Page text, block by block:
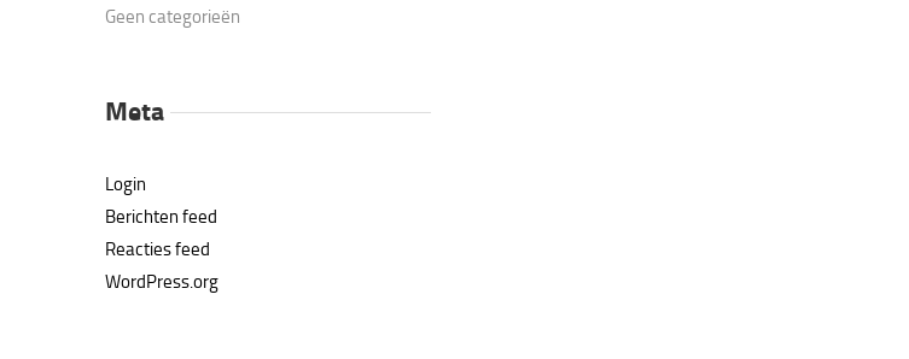
Geen categorieën
Meta
Login
Berichten feed
Reacties feed
WordPress.org